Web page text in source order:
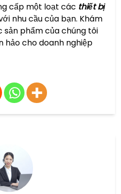
cấp một loạt các thiết bị
nhu cầu của bạn. Khám
phẩm của chúng tôi
hảo cho doanh nghiệp